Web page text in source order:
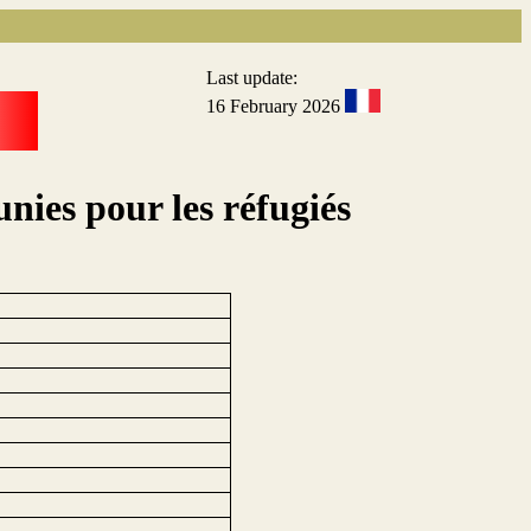
Last update:
16 February 2026
pour les réfugiés